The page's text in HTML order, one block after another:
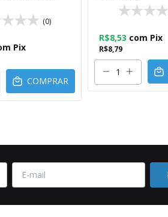
(0)
Pix
COMPRAR
R$8,79
R$8,53 com Pix